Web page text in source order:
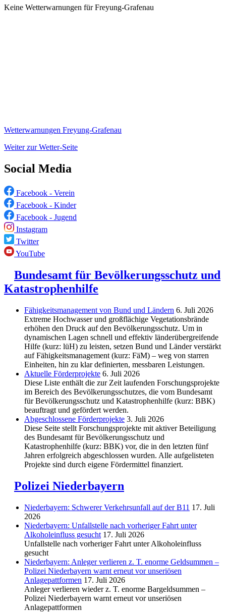
Keine Wetterwarnungen für Freyung-Grafenau
Wetterwarnungen Freyung-Grafenau
Weiter zur Wetter-Seite
Social Media
Facebook - Verein
Facebook - Kinder
Facebook - Jugend
Instagram
Twitter
YouTube
Bundesamt für Bevölkerungsschutz und
Katastrophenhilfe
Fähigkeitsmanagement von Bund und Ländern 6. Juli 2026
Extreme Hochwasser und großflächige Vegetationsbrände
erhöhen den Druck auf den Bevölkerungsschutz. Um in
dynamischen Lagen schnell und effektiv länderübergreifende
Hilfe (kurz: lüH) zu leisten, setzen Bund und Länder verstärkt
auf Fähigkeitsmanagement (kurz: FäM) – weg von starren
Einheiten, hin zu klar definierten, messbaren Leistungen.
Aktuelle Förderprojekte 6. Juli 2026
Diese Liste enthält die zur Zeit laufenden Forschungsprojekte
im Bereich des Be­völkerungs­schutzes, die vom Bundesamt
für Bevölkerungsschutz und Katastrophenhilfe (kurz: BBK)
beauftragt und gefördert werden.
Abgeschlos­sene Förderprojekte 3. Juli 2026
Diese Seite stellt Forschungsprojekte mit aktiver Beteiligung
des Bundesamt für Bevölkerungsschutz und
Katastrophenhilfe (kurz: BBK) vor, die in den letzten fünf
Jahren erfolgreich abgeschlossen wurden. Alle aufgelisteten
Projekte sind durch eigene Fördermittel finanziert.
Polizei Niederbayern
Niederbayern: Schwerer Verkehrsunfall auf der B11 17. Juli
2026
Niederbayern: Unfallstelle nach vorheriger Fahrt unter
Alkoholeinfluss gesucht 17. Juli 2026
Unfallstelle nach vorheriger Fahrt unter Alkoholeinfluss
gesucht
Niederbayern: Anleger verlieren z. T. enorme Geldsummen –
Polizei Niederbayern warnt erneut vor unseriösen
Anlagepattformen 17. Juli 2026
Anleger verlieren wieder z. T. enorme Bargeldsummen –
Polizei Niederbayern warnt erneut vor unseriösen
Anlagepattformen